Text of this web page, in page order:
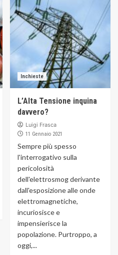
Inchieste
L’Alta Tensione inquina
davvero?
Luigi Frasca
11 Gennaio 2021
Sempre più spesso
l'interrogativo sulla
pericolosità
dell'elettrosmog derivante
dall'esposizione alle onde
elettromagnetiche,
incuriosisce e
impensierisce la
popolazione. Purtroppo, a
oggi,...